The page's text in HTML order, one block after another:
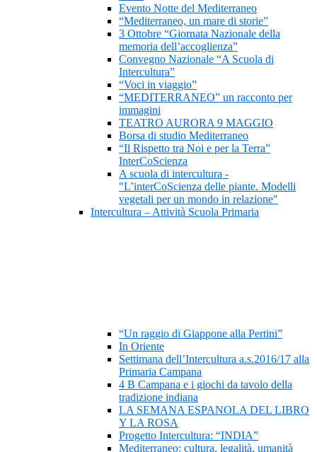
Evento Notte del Mediterraneo
“Mediterraneo, un mare di storie”
3 Ottobre “Giornata Nazionale della
memoria dell’accoglienza”
Convegno Nazionale “A Scuola di
Intercultura”
“Voci in viaggio”
“MEDITERRANEO” un racconto per
immagini
TEATRO AURORA 9 MAGGIO
Borsa di studio Mediterraneo
“Il Rispetto tra Noi e per la Terra”
InterCoScienza
A scuola di intercultura -
"L’interCoScienza delle piante. Modelli
vegetali per un mondo in relazione"
Intercultura – Attività Scuola Primaria
“Un raggio di Giappone alla Pertini”
In Oriente
Settimana dell’Intercultura a.s.2016/17 alla
Primaria Campana
4 B Campana e i giochi da tavolo della
tradizione indiana
LA SEMANA ESPANOLA DEL LIBRO
Y LA ROSA
Progetto Intercultura: “INDIA”
Mediterraneo: cultura, legalità, umanità